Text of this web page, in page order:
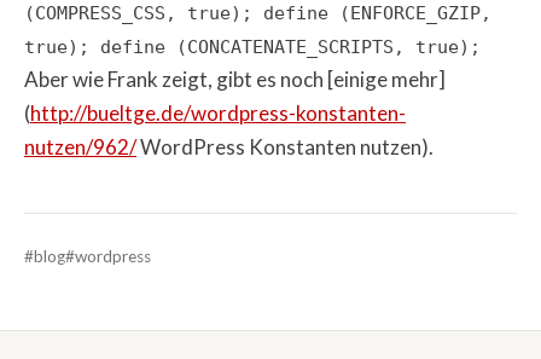
(COMPRESS_CSS, true); define (ENFORCE_GZIP,
true); define (CONCATENATE_SCRIPTS, true);
Aber wie Frank zeigt, gibt es noch [einige mehr]
(http://bueltge.de/wordpress-konstanten-
nutzen/962/WordPress Konstanten nutzen).
#blog#wordpress